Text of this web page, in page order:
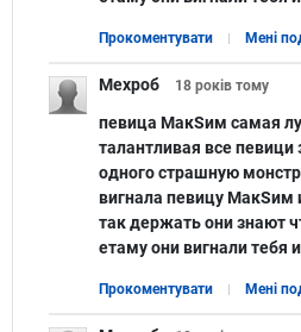
Прокоментувати Мені
Мехроб 18 років тому
певица МакSим самая
талантливая все
одного страшную
вигнала певицу МакSим
так держать они знают
етаму они вигнали тебя
Прокоментувати Мені